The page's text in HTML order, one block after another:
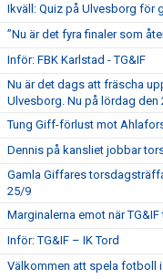
Ikväll: Quiz på Ulvesborg för
”Nu är det fyra finaler som
Inför: FBK Karlstad - TG&IF
Nu är det dags att fräscha
Ulvesborg. Nu på lördag den
Tung Giff-förlust mot
Dennis på kansliet jobbar
Gamla Giffares
25/9
Marginalerna emot när
Inför: TG&IF – IK Tord
Välkommen att spela fotboll i